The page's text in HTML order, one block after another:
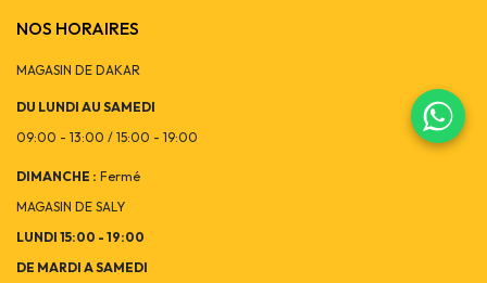
NOS HORAIRES
MAGASIN DE DAKAR
DU LUNDI AU SAMEDI
09:00 - 13:00 / 15:00 - 19:00
DIMANCHE : Fermé
MAGASIN DE SALY
LUNDI 15:00 - 19:00
DE MARDI A SAMEDI